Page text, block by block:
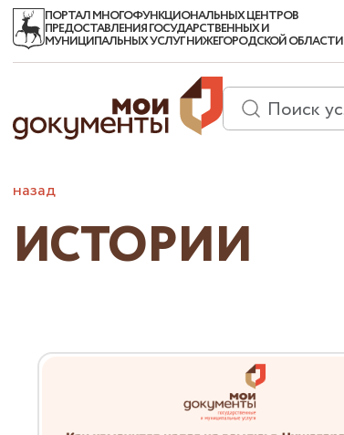
ПОРТАЛ МНОГОФУНКЦИОНАЛЬНЫХ ЦЕНТРОВ
ПРЕДОСТАВЛЕНИЯ ГОСУДАРСТВЕННЫХ И
МУНИЦИПАЛЬНЫХ УСЛУГ НИЖЕГОРОДСКОЙ ОБЛАСТИ
назад
ИСТОРИИ